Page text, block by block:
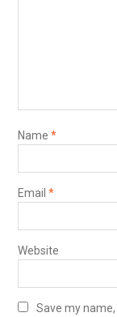
Name *
Email *
Website
Save my